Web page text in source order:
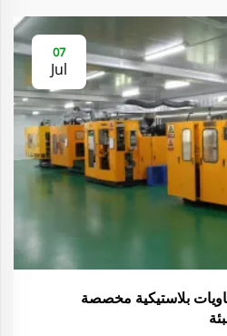
07
Jul
بلاستيكية مخصصة